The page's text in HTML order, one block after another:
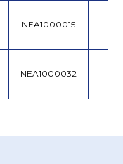
NEA1000015
NEA1000032